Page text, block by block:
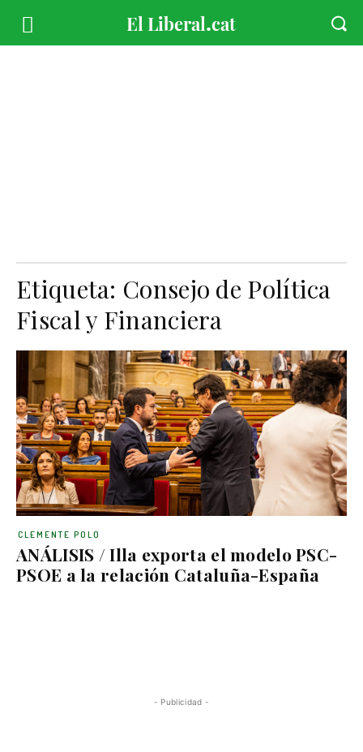
Etiqueta: Consejo de Política
Fiscal y Financiera
ANÁLISIS / Illa exporta el modelo PSC-
PSOE a la relación Cataluña-España
CLEMENTE POLO
- Publicidad -